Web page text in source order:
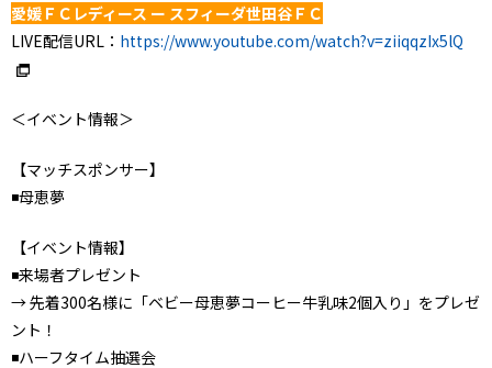
愛媛ＦＣレディース ー スフィーダ世田谷ＦＣ
LIVE配信URL： https://www.youtube.com/watch?v=ziiqqzIx5lQ
＜イベント情報＞
【マッチスポンサー】
◾️母恵夢
【イベント情報】
◾️来場者プレゼント
→ 先着300名様に「ベビー母恵夢コーヒー牛乳味2個入り」をプレゼ
ント！
◾️ハーフタイム抽選会